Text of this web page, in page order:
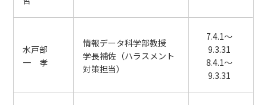
水戸部
一 孝
情報データ科学部教授
学長補佐（ハラスメント
対策担当）
7.4.1～
9.3.31
8.4.1～
9.3.31